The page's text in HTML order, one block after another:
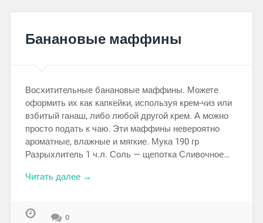
Банановые маффины
Восхитительные банановые маффины. Можете
оформить их как капкейки, используя крем-чиз или
взбитый ганаш, либо любой другой крем. А можно
просто подать к чаю. Эти маффины невероятно
ароматные, влажные и мягкие. Мука 190 гр
Разрыхлитель 1 ч.л. Соль — щепотка Сливочное…
Читать далее →
0